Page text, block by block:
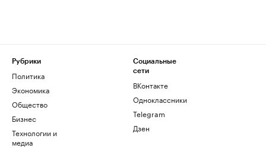
Рубрики
Политика
Экономика
Общество
Бизнес
Технологии и
медиа
Социальные
сети
ВКонтакте
Одноклассники
Telegram
Дзен